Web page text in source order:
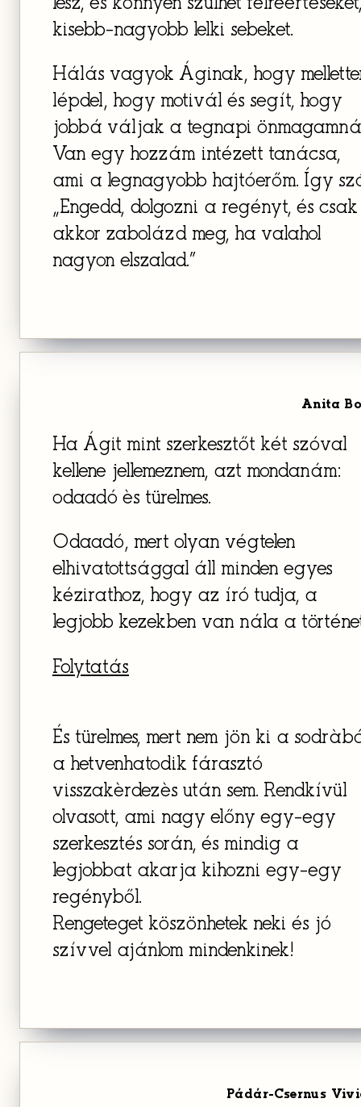
lesz, és könnyen szülhet
kisebb-nagyobb lelki sebeket.
Hálás vagyok Áginak, hogy
lépdel, hogy motivál és segít, hogy
jobbá váljak a tegnapi
Van egy hozzám intézett tanácsa,
ami a legnagyobb hajtóerőm. Így
„Engedd, dolgozni a regényt, és csak
akkor zabolázd meg, ha valahol
nagyon elszalad.”
Anita
Ha Ágit mint szerkesztőt két szóval
kellene jellemeznem, azt mondanám:
odaadó ès türelmes.
Odaadó, mert olyan végtelen
elhivatottsággal áll minden egyes
kézirathoz, hogy az író tudja, a
legjobb kezekben van nála a
Folytatás
És türelmes, mert nem jön ki a
a hetvenhatodik fárasztó
visszakèrdezès után sem. Rendkívül
olvasott, ami nagy előny egy-egy
szerkesztés során, és mindig a
legjobbat akarja kihozni egy-egy
regényből.
Rengeteget köszönhetek neki és jó
szívvel ajánlom mindenkinek!
Pádár-Csernus